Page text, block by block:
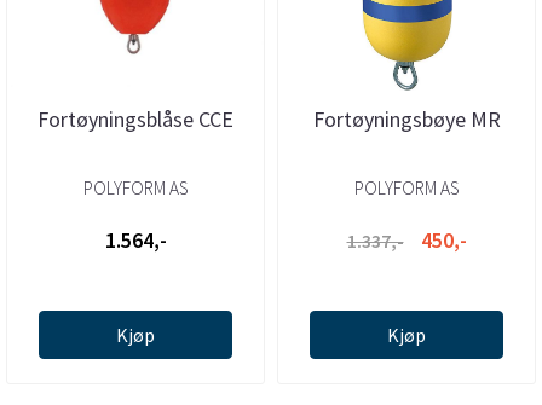
Fortøyningsblåse CCE
POLYFORM AS
1.564,-
Kjøp
Fortøyningsbøye MR
POLYFORM AS
1.337,- 450,-
Kjøp